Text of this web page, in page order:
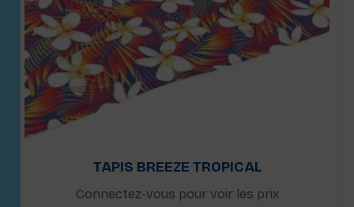
TAPIS BREEZE TROPICAL
Connectez-vous pour voir les prix